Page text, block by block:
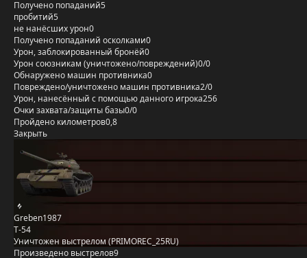
Получено попаданий5
пробитий5
не нанёсших урон0
Получено попаданий осколками0
Урон, заблокированный бронёй0
Урон союзникам (уничтожено/повреждений)0/0
Обнаружено машин противника0
Повреждено/уничтожено машин противника2/0
Урон, нанесённый с помощью данного игрока256
Очки захвата/защиты базы0/0
Пройдено километров0,8
Закрыть
Greben1987
Т-54
Уничтожен выстрелом (PRIMOREC_25RU)
Произведено выстрелов9